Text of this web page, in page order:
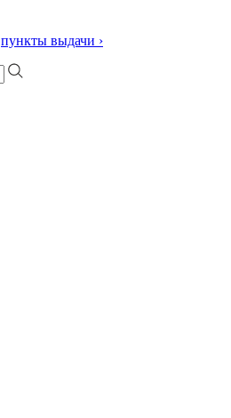
пункты выдачи ›